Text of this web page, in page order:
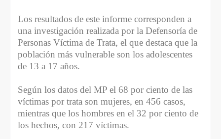
Los resultados de este informe corresponden a
una investigación realizada por la Defensoría de
Personas Víctima de Trata, el que destaca que la
población más vulnerable son los adolescentes
de 13 a 17 años.
Según los datos del MP el 68 por ciento de las
víctimas por trata son mujeres, en 456 casos,
mientras que los hombres en el 32 por ciento de
los hechos, con 217 víctimas.